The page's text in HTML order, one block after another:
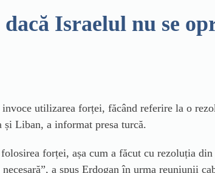
Israelul nu se
utilizarea forței, făcând referire la o
Liban, a informat presa turcă.
forței, așa cum a făcut cu rezoluția
a spus Erdogan în urma reuniunii